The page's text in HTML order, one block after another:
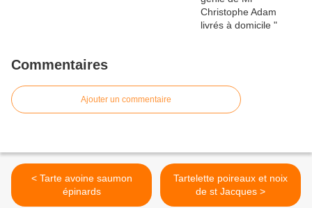
Commentaires
Ajouter un commentaire
< Tarte avoine saumon
épinards
Tartelette poireaux et noix
de st Jacques >